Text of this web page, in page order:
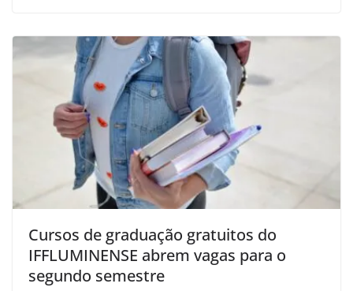
Cursos de graduação gratuitos do
IFFLUMINENSE abrem vagas para o
segundo semestre